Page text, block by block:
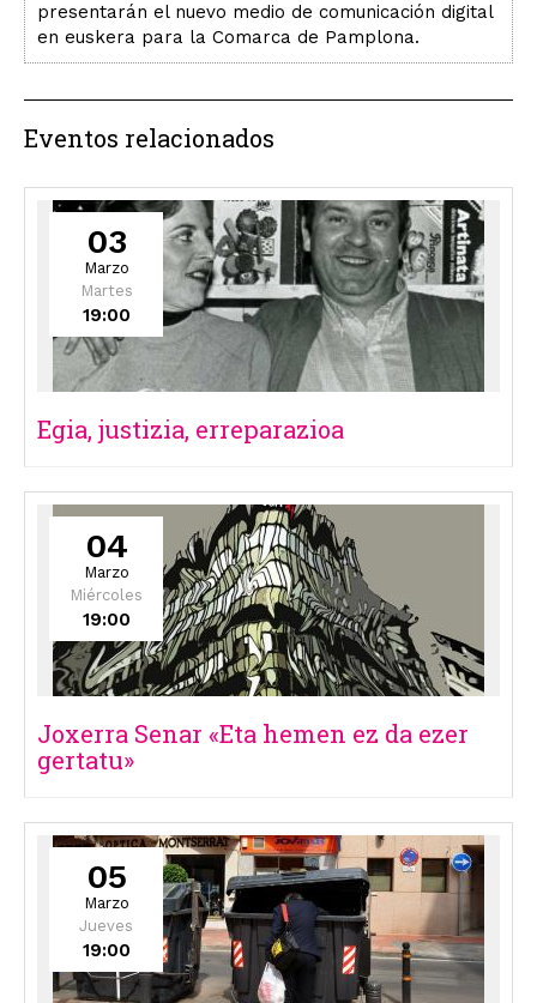
presentarán el nuevo medio de comunicación digital
en euskera para la Comarca de Pamplona.
Eventos relacionados
03
Marzo
Martes
19:00
Egia, justizia, erreparazioa
04
Marzo
Miércoles
19:00
Joxerra Senar «Eta hemen ez da ezer
gertatu»
05
Marzo
Jueves
19:00